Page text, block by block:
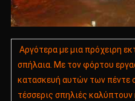
Αργότερα με μια πρόχειρη
σπήλαια. Με τον φόρτου
κατασκευή αυτών των πέντε
τέσσερις σπηλιές